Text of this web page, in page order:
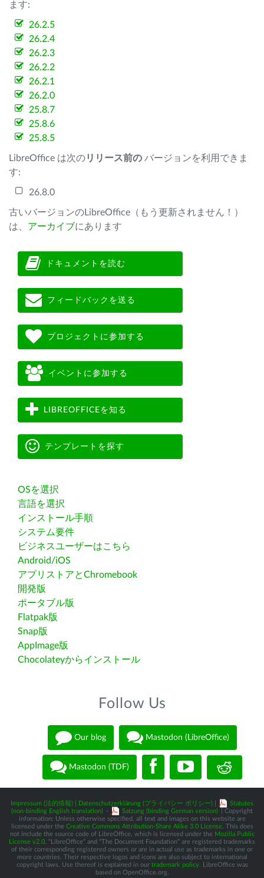
ます:
26.2.5
26.2.4
26.2.3
26.2.2
26.2.1
26.2.0
25.8.7
25.8.6
25.8.5
LibreOffice は次のリリース前の バージョンを利用できま
す:
26.8.0
古いバージョンのLibreOffice（もう更新されません！）
は、 アーカイブにあります
ドキュメントを読む
フィードバックを送る
プロジェクトに参加する
イベントに参加する
LIBREOFFICEを知る
テンプレートを探す
OSを選択
言語を選択
インストール手順
システム要件
ビジネスユーザーはこちら
Android/iOS
アプリストアとChromebook
開発版
ポータブル版
Flatpak版
Snap版
AppImage版
Chocolateyからインストール
Follow Us
Our blog Mastodon (LibreOffice)
Mastodon (TDF)
Impressum (法的情報) Datenschutzerklärung (プライバシー ポリシー)
Statutes
(non-binding English translation) - Satzung (binding German version)
| Copyright
information: Unless otherwise specified, all text and images on this website are
licensed under the Creative Commons Attribution-Share Alike 3.0 License. This does
not include the source code of LibreOffice, which is licensed under the Mozilla Public
License v2.0 . “LibreOffice” and “The Document Foundation” are registered trademarks
of their corresponding registered owners or are in actual use as trademarks in one or
more countries. Their respective logos and icons are also subject to international
copyright laws. Use thereof is explained in our trademark policy. LibreOffice was
based on OpenOffice.org.